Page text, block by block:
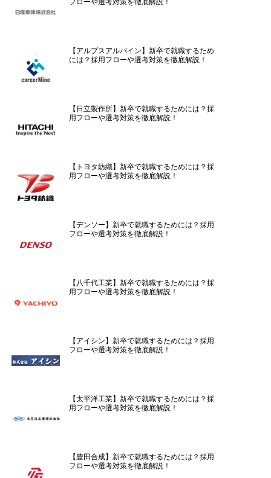
フローや選考対策を徹底解説！
【アルプスアルパイン】新卒で就職するため
には？採用フローや選考対策を徹底解説！
【日立製作所】新卒で就職するためには？採
用フローや選考対策を徹底解説！
【トヨタ紡織】新卒で就職するためには？採
用フローや選考対策を徹底解説！
【デンソー】新卒で就職するためには？採用
フローや選考対策を徹底解説！
【八千代工業】新卒で就職するためには？採
用フローや選考対策を徹底解説！
【アイシン】新卒で就職するためには？採用
フローや選考対策を徹底解説！
【太平洋工業】新卒で就職するためには？採
用フローや選考対策を徹底解説！
【豊田合成】新卒で就職するためには？採用
フローや選考対策を徹底解説！